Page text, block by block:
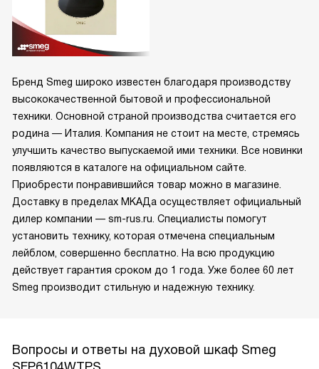
Бренд Smeg широко известен благодаря производству
высококачественной бытовой и профессиональной
техники. Основной страной производства считается его
родина — Италия. Компания не стоит на месте, стремясь
улучшить качество выпускаемой ими техники. Все новинки
появляются в каталоге на официальном сайте.
Приобрести понравившийся товар можно в магазине.
Доставку в пределах МКАДа осуществляет официальный
дилер компании — sm-rus.ru. Специалисты помогут
установить технику, которая отмечена специальным
лейблом, совершенно бесплатно. На всю продукцию
действует гарантия сроком до 1 года. Уже более 60 лет
Smeg производит стильную и надежную технику.
Вопросы и ответы на духовой шкаф Smeg